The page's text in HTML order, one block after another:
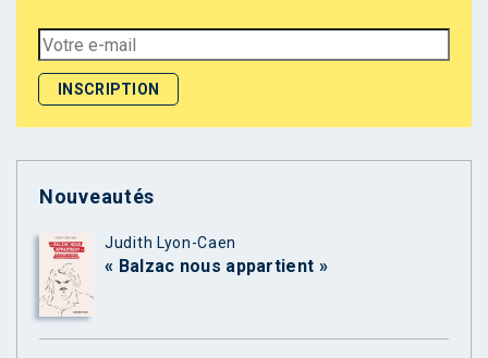
Nouveautés
Judith Lyon-Caen
« Balzac nous appartient »